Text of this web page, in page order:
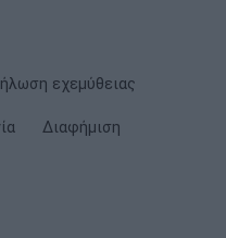
εχεμύθειας
Διαφήμιση